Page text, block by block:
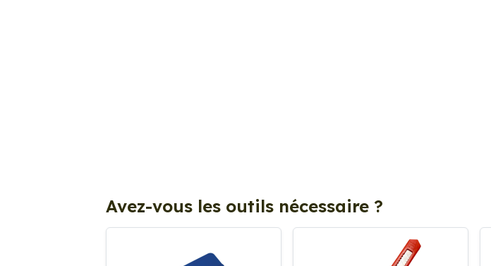
Avez-vous les outils nécessaire ?